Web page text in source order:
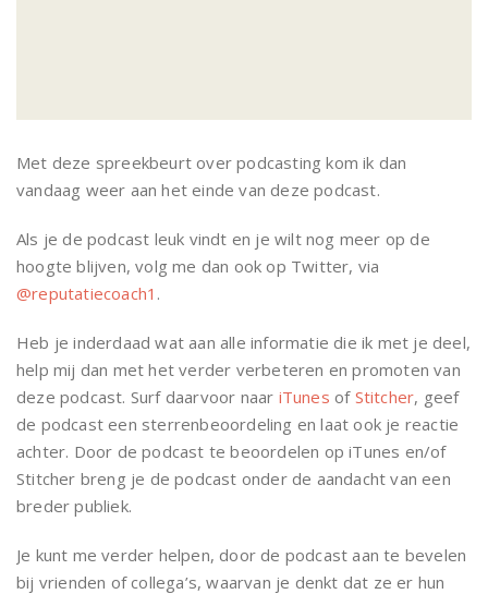
Met deze spreekbeurt over podcasting kom ik dan
vandaag weer aan het einde van deze podcast.
Als je de podcast leuk vindt en je wilt nog meer op de
hoogte blijven, volg me dan ook op Twitter, via
@reputatiecoach1 .
Heb je inderdaad wat aan alle informatie die ik met je deel,
help mij dan met het verder verbeteren en promoten van
deze podcast. Surf daarvoor naar iTunes of Stitcher, geef
de podcast een sterrenbeoordeling en laat ook je reactie
achter. Door de podcast te beoordelen op iTunes en/of
Stitcher breng je de podcast onder de aandacht van een
breder publiek.
Je kunt me verder helpen, door de podcast aan te bevelen
bij vrienden of collega’s, waarvan je denkt dat ze er hun